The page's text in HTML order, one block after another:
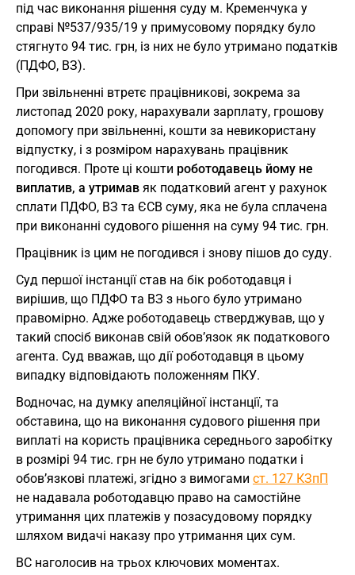
під час виконання рішення суду м. Кременчука у
справі №537/935/19 у примусовому порядку було
стягнуто 94 тис. грн, із них не було утримано податків
(ПДФО, ВЗ).
При звільненні втретє працівникові, зокрема за
листопад 2020 року, нарахували зарплату, грошову
допомогу при звільненні, кошти за невикористану
відпустку, і з розміром нарахувань працівник
погодився. Проте ці кошти роботодавець йому не
виплатив, а утримав як податковий агент у рахунок
сплати ПДФО, ВЗ та ЄСВ суму, яка не була сплачена
при виконанні судового рішення на суму 94 тис. грн.
Працівник із цим не погодився і знову пішов до суду.
Суд першої інстанції став на бік роботодавця і
вирішив, що ПДФО та ВЗ з нього було утримано
правомірно. Адже роботодавець стверджував, що у
такий спосіб виконав свій обов’язок як податкового
агента. Суд вважав, що дії роботодавця в цьому
випадку відповідають положенням ПКУ.
Водночас, на думку апеляційної інстанції, та
обставина, що на виконання судового рішення при
виплаті на користь працівника середнього заробітку
в розмірі 94 тис. грн не було утримано податки і
обов’язкові платежі, згідно з вимогами ст. 127 КЗпП
не надавала роботодавцю право на самостійне
утримання цих платежів у позасудовому порядку
шляхом видачі наказу про утримання цих сум.
ВС наголосив на трьох ключових моментах.